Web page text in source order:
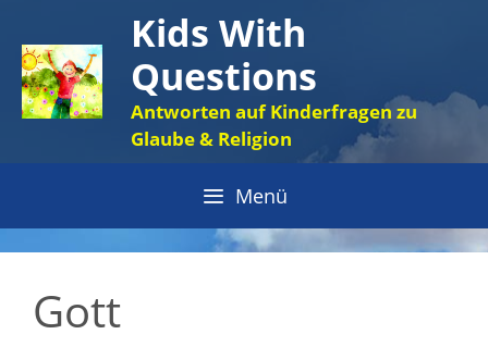
Inhalt
springen
Kids With
Questions
Antworten auf Kinderfragen zu
Glaube & Religion
Menü
Gott